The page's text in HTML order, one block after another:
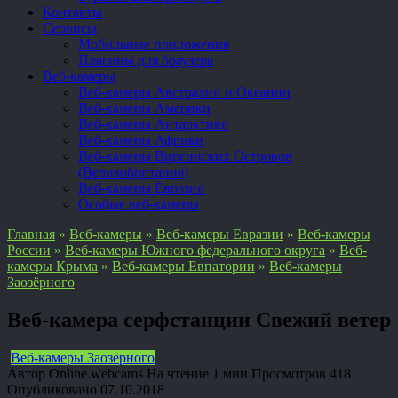
Контакты
Сервисы
Мобильные приложения
Плагины для браузера
Веб-камеры
Веб-камеры Австралии и Океании
Веб-камеры Америки
Веб-камеры Антарктики
Веб-камеры Африки
Веб-камеры Виргинских Островов
(Великобритания)
Веб-камеры Евразии
Особые веб-камеры
Главная » Веб-камеры » Веб-камеры Евразии » Веб-камеры
России » Веб-камеры Южного федерального округа » Веб-
камеры Крыма » Веб-камеры Евпатории » Веб-камеры
Заозёрного
Веб-камера серфстанции Свежий ветер
Веб-камеры Заозёрного
Автор Online.webcams На чтение 1 мин Просмотров 418
Опубликовано 07.10.2018